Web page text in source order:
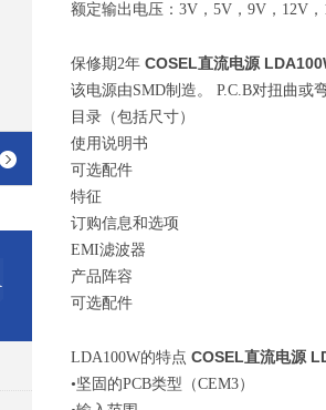
额定输出电压：3V，5V，9V，12V
保修期2年 COSEL直流电源
该电源由SMD制造。 P.C.B对扭曲或
目录（包括尺寸）
使用说明书
可选配件
特征
订购信息和选项
EMI滤波器
产品阵容
可选配件
LDA100W的特点 COSEL直流电源
•坚固的PCB类型（CEM3）